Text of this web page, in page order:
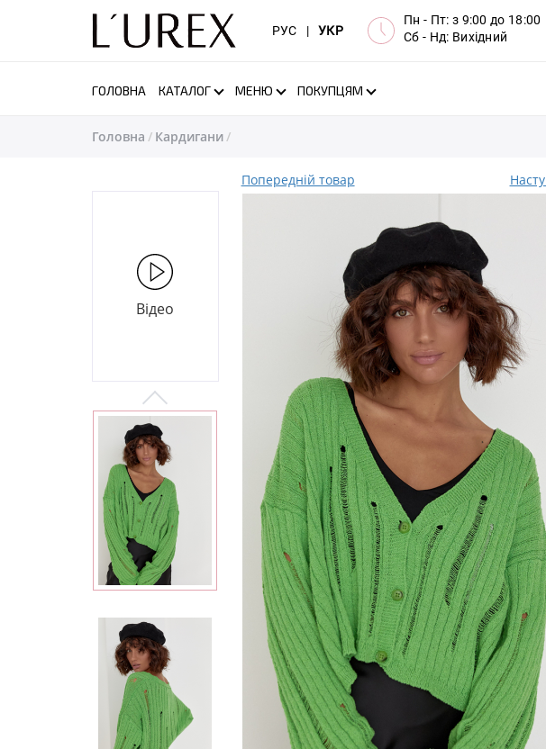
РУС | УКР
Пн - Пт: з 9:00 до 18:00
Сб - Нд: Вихідний
ГОЛОВНА КАТАЛОГ МЕНЮ ПОКУПЦЯМ
Головна Кардигани
Відео
Попередній товар